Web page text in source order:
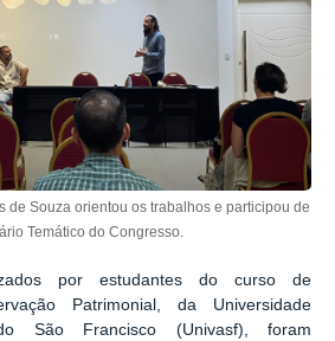
de Souza orientou os trabalhos e participou de
Temático do Congresso.
por estudantes do curso de
Patrimonial, da Universidade
São Francisco (Univasf), foram